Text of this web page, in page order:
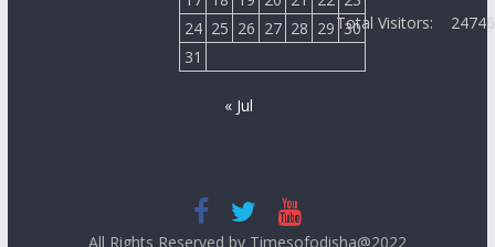
24 25 26 27 28 29 30
31
« Jul
Total Visitors:
All Rights Reserved by Timesofodisha@2022